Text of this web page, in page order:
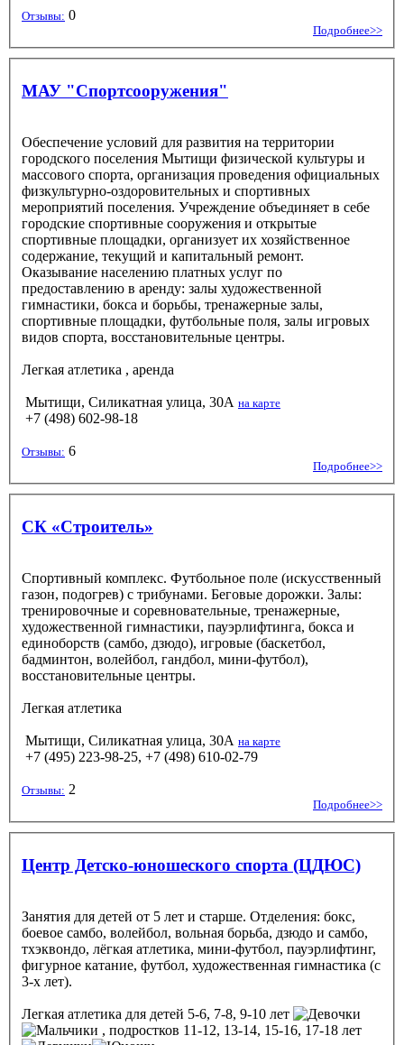
Отзывы: 0
Подробнее>>
МАУ "Спортсооружения"
Обеспечение условий для развития на территории
городского поселения Мытищи физической культуры и
массового спорта, организация проведения официальных
физкультурно-оздоровительных и спортивных
мероприятий поселения. Учреждение объединяет в себе
городские спортивные сооружения и открытые
спортивные площадки, организует их хозяйственное
содержание, текущий и капитальный ремонт.
Оказывание населению платных услуг по
предоставлению в аренду: залы художественной
гимнастики, бокса и борьбы, тренажерные залы,
спортивные площадки, футбольные поля, залы игровых
видов спорта, восстановительные центры.
Легкая атлетика , аренда
Мытищи, Силикатная улица, 30А на карте
+7 (498) 602-98-18
Отзывы: 6
Подробнее>>
СК «Строитель»
Спортивный комплекс. Футбольное поле (искусственный
газон, подогрев) с трибунами. Беговые дорожки. Залы:
тренировочные и соревновательные, тренажерные,
художественной гимнастики, пауэрлифтинга, бокса и
единоборств (самбо, дзюдо), игровые (баскетбол,
бадминтон, волейбол, гандбол, мини-футбол),
восстановительные центры.
Легкая атлетика
Мытищи, Силикатная улица, 30А на карте
+7 (495) 223-98-25, +7 (498) 610-02-79
Отзывы: 2
Подробнее>>
Центр Детско-юношеского спорта (ЦДЮС)
Занятия для детей от 5 лет и старше. Отделения: бокс,
боевое самбо, волейбол, вольная борьба, дзюдо и самбо,
тхэквондо, лёгкая атлетика, мини-футбол, пауэрлифтинг,
фигурное катание, футбол, художественная гимнастика (с
3-х лет).
Легкая атлетика для детей 5-6, 7-8, 9-10 лет
, подростков 11-12, 13-14, 15-16, 17-18 лет